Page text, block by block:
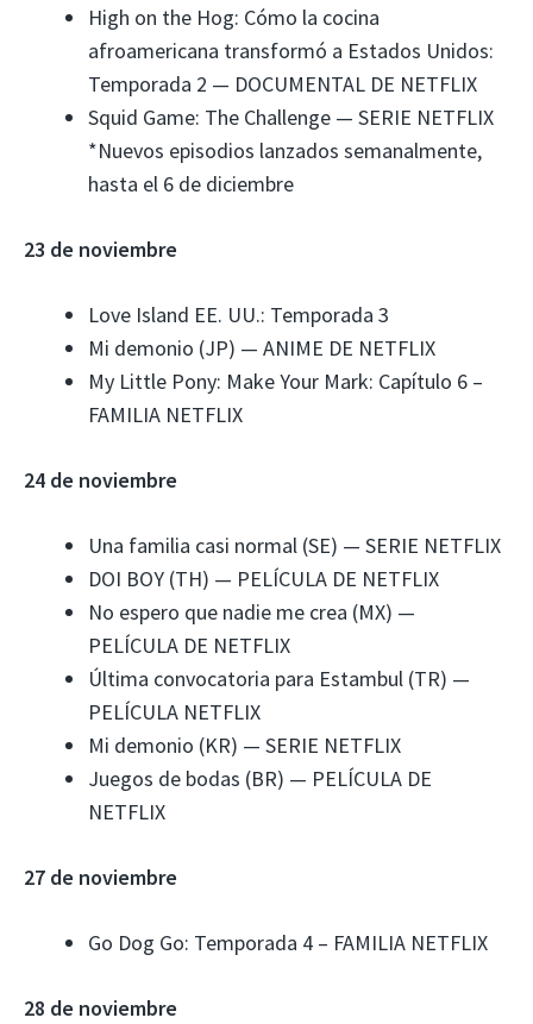
High on the Hog: Cómo la cocina
afroamericana transformó a Estados Unidos:
Temporada 2 — DOCUMENTAL DE NETFLIX
Squid Game: The Challenge — SERIE NETFLIX
*Nuevos episodios lanzados semanalmente,
hasta el 6 de diciembre
23 de noviembre
Love Island EE. UU.: Temporada 3
Mi demonio (JP) — ANIME DE NETFLIX
My Little Pony: Make Your Mark: Capítulo 6 –
FAMILIA NETFLIX
24 de noviembre
Una familia casi normal (SE) — SERIE NETFLIX
DOI BOY (TH) — PELÍCULA DE NETFLIX
No espero que nadie me crea (MX) —
PELÍCULA DE NETFLIX
Última convocatoria para Estambul (TR) —
PELÍCULA NETFLIX
Mi demonio (KR) — SERIE NETFLIX
Juegos de bodas (BR) — PELÍCULA DE
NETFLIX
27 de noviembre
Go Dog Go: Temporada 4 – FAMILIA NETFLIX
28 de noviembre